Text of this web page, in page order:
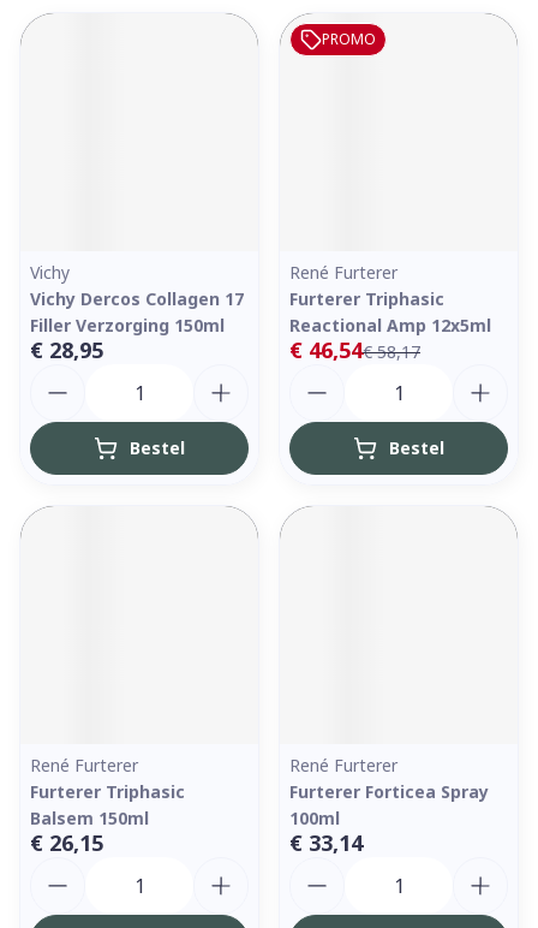
Vichy
Vichy Dercos Collagen 17
Filler Verzorging 150ml
€ 28,95
Bestel
PROMO
René Furterer
Furterer Triphasic
Reactional Amp 12x5ml
€ 58,17
€ 46,54
Bestel
René Furterer
Furterer Triphasic
Balsem 150ml
€ 26,15
René Furterer
Furterer Forticea Spray
100ml
€ 33,14